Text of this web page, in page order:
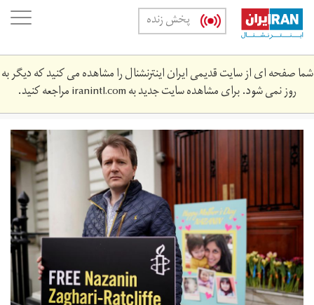
Skip
main
content
پخش زنده
شما صفحه ای از سایت قدیمی ایران اینترنشنال را مشاهده می کنید که دیگر به
روز نمی شود. برای مشاهده سایت جدید بهiranintl.comمراجعه کنید.
nazanin.jpg